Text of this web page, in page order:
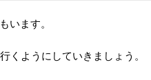
います。
くようにしていきましょう。